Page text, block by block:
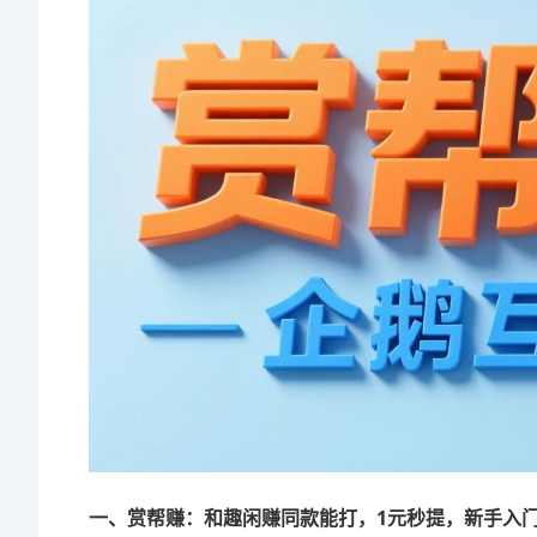
一、赏帮赚：和趣闲赚同款能打，1元秒提，新手入